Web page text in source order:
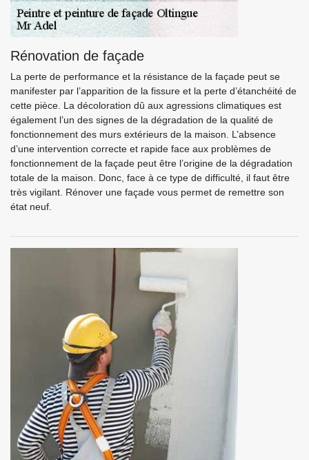
Rénovation de façade
La perte de performance et la résistance de la façade peut se
manifester par l’apparition de la fissure et la perte d’étanchéité de
cette pièce. La décoloration dû aux agressions climatiques est
également l’un des signes de la dégradation de la qualité de
fonctionnement des murs extérieurs de la maison. L’absence
d’une intervention correcte et rapide face aux problèmes de
fonctionnement de la façade peut être l’origine de la dégradation
totale de la maison. Donc, face à ce type de difficulté, il faut être
très vigilant. Rénover une façade vous permet de remettre son
état neuf.